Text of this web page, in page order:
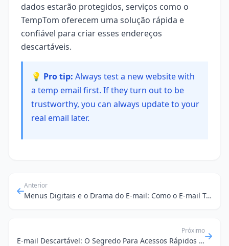
dados estarão protegidos, serviços como o
TempTom oferecem uma solução rápida e
confiável para criar esses endereços
descartáveis.
💡 Pro tip: Always test a new website with
a temp email first. If they turn out to be
trustworthy, you can always update to your
real email later.
Anterior
Menus Digitais e o Drama do E-mail: Como o E-mail Temporário Salva Seu Almoço (e Sua Privacidade!)
Próximo
E-mail Descartável: O Segredo Para Acessos Rápidos e Sem Complicações em Serviços Públicos